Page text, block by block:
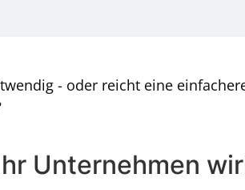
- oder reicht eine
Unternehmen